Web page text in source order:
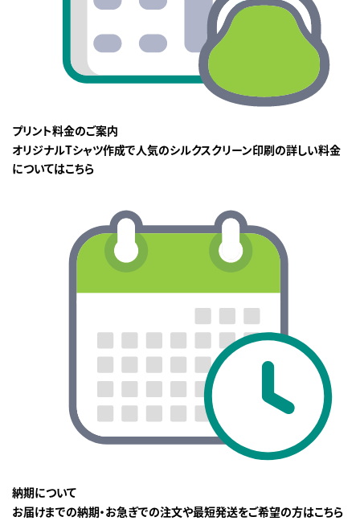
プリント料金のご案内
オリジナルTシャツ作成で人気のシルクスクリーン印刷の詳しい料金
についてはこちら
納期について
お届けまでの納期・お急ぎでの注文や最短発送をご希望の方はこちら